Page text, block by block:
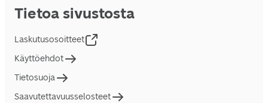
Tietoa sivustosta
Laskutusosoitteet
Käyttöehdot
Tietosuoja
Saavutettavuusselosteet